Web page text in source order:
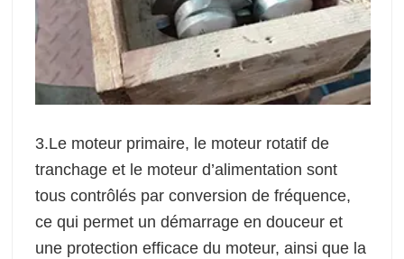
3.Le moteur primaire, le moteur rotatif de
tranchage et le moteur d’alimentation sont
tous contrôlés par conversion de fréquence,
ce qui permet un démarrage en douceur et
une protection efficace du moteur, ainsi que la